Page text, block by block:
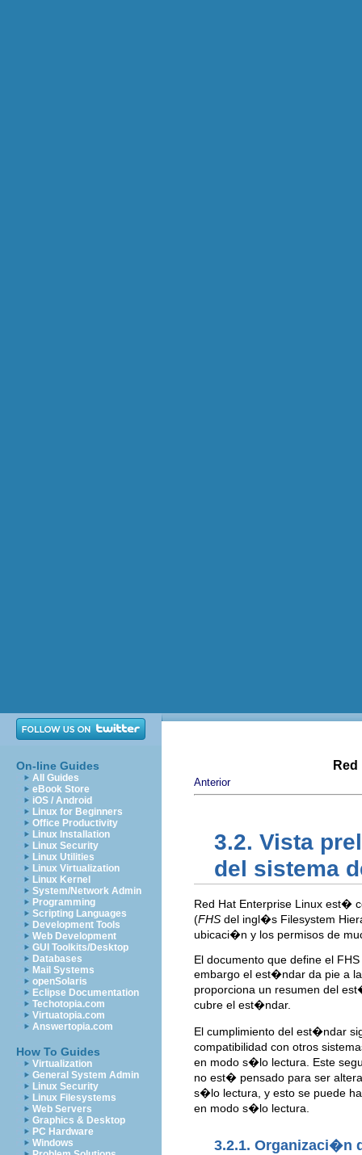
On-line Guides
All Guides
eBook Store
iOS / Android
Linux for Beginners
Office Productivity
Linux Installation
Linux Security
Linux Utilities
Linux Virtualization
Linux Kernel
System/Network Admin
Programming
Scripting Languages
Development Tools
Web Development
GUI Toolkits/Desktop
Databases
Mail Systems
openSolaris
Eclipse Documentation
Techotopia.com
Virtuatopia.com
Answertopia.com
How To Guides
Virtualization
General System Admin
Linux Security
Linux Filesystems
Web Servers
Graphics & Desktop
PC Hardware
Windows
Anterior
3.2. Vista
del sistema
Red Hat Enterprise Linux est�
(FHS del ingl�s Filesystem
ubicaci�n y los permisos de
El documento que define el
embargo el est�ndar da pie a
proporciona un resumen del
cubre el est�ndar.
El cumplimiento del est�ndar
compatibilidad con otros
en modo s�lo lectura. Este
no est� pensado para ser
s�lo lectura, y esto se puede
en modo s�lo lectura.
3.2.1. Organizaci�n